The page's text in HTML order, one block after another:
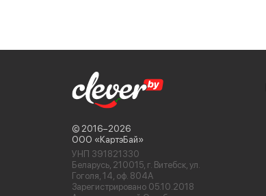
© 2016−2026
ООО «КартэБай»
УНП 391821330
Беларусь, 210015, г. Витебск, ул.
Гоголя, 14, оф. 804А
Зарегистрировано 05.10.2018